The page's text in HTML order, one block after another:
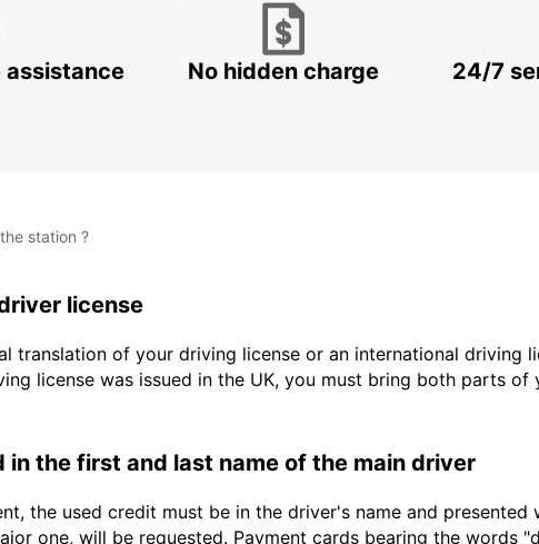
assistance No hidden charge
24/7
station ?
license
translation of your driving license or an international driving
license was issued in the UK, you must bring both parts of
in the first and last name of the main driver
the used credit must be in the driver's name and
one, will be requested. Payment cards bearing the words